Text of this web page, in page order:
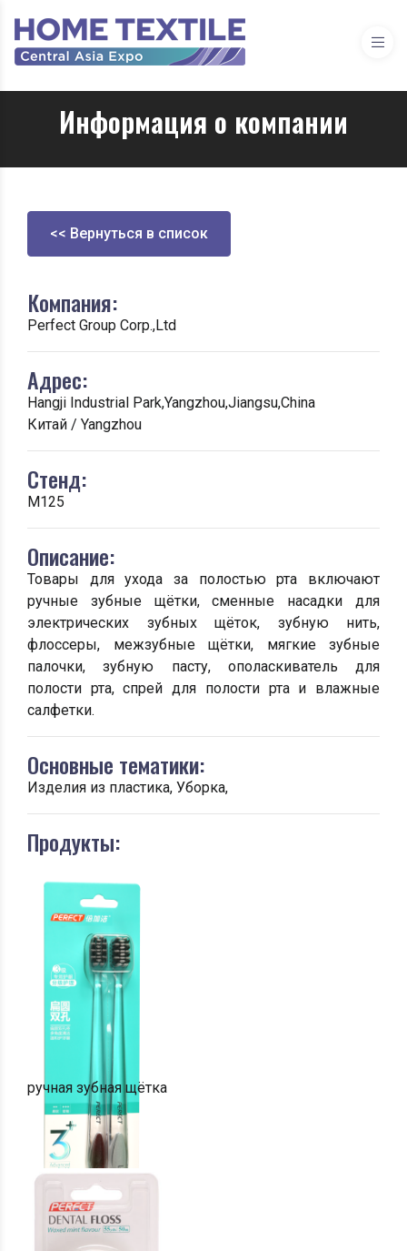
Информация о компании
<< Вернуться в список
Компания:
Perfect Group Corp.,Ltd
Адрес:
Hangji Industrial Park,Yangzhou,Jiangsu,China
Китай / Yangzhou
Стенд:
M125
Описание:
Товары для ухода за полостью рта включают
ручные зубные щётки, сменные насадки для
электрических зубных щёток, зубную нить,
флоссеры, межзубные щётки, мягкие зубные
палочки, зубную пасту, ополаскиватель для
полости рта, спрей для полости рта и влажные
салфетки.
Основные тематики:
Изделия из пластика, Уборка,
Продукты:
ручная зубная щётка